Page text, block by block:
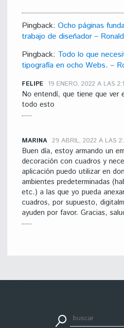
Pingback: Ocho páginas
trabajo de diseñador –
Pingback: Todo lo que
tipografía en ocho Webs. –
FELIPE 19 ENERO, 2022 A LAS
No entendí, que tiene que ver
todo esto
MARINA 29 ABRIL, 2022 A LAS
Buen día, estoy armando un
decoración con cuadros y
aplicación puedo utilizar en
ambientes predeterminadas
etc.) a las que yo pueda
cuadros, por supuesto,
ayuden por favor. Gracias,